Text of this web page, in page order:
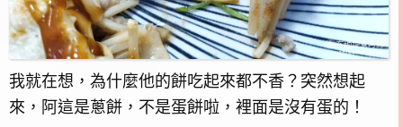
我就在想，為什麼他的餅吃起來都不香？突然想起
來，阿這是蔥餅，不是蛋餅啦，裡面是沒有蛋的！